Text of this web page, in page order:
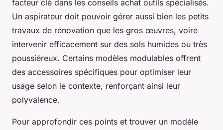
facteur clé dans les conseils achat outils spécialisés.
Un aspirateur doit pouvoir gérer aussi bien les petits
travaux de rénovation que les gros œuvres, voire
intervenir efficacement sur des sols humides ou très
poussiéreux. Certains modèles modulables offrent
des accessoires spécifiques pour optimiser leur
usage selon le contexte, renforçant ainsi leur
polyvalence.
Pour approfondir ces points et trouver un modèle